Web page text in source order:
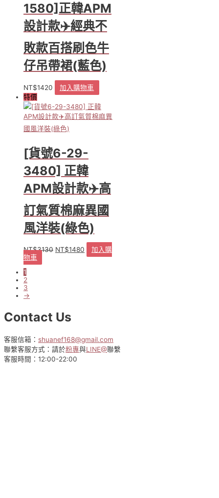
式。
可
在
產
品
頁
面
選
擇
選
項
1580]正韓APM
設計款✈️經典不
敗款百搭刷色牛
仔吊帶裙(藍色)
NT$1420
加入購物車
特價
[貨號6-29-
3480] 正韓
APM設計款✈️高
訂氣質棉麻異國
風洋裝(綠色)
NT$3130 原
NT$1480目 加入購
物車
1
2
3
→
Contact Us
客服信箱： shuanef168@gmail.com
聯繫客服方式：請於粉專與LINE@聯繫
客服時間：12:00-22:00